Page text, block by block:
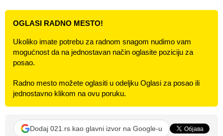
OGLASI RADNO MESTO!
Ukoliko imate potrebu za radnom snagom nudimo vam
mogućnost da na jednostavan način oglasite poziciju za
posao.
Radno mesto možete oglasiti u odeljku Oglasi za posao ili
jednostavno klikom na ovu poruku.
Dodaj 021.rs kao glavni izvor na Google-u